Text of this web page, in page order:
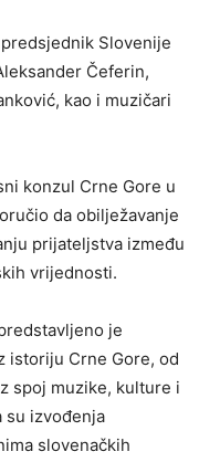
Slovenije
Čeferin,
kao i muzičari
konzul Crne Gore u
da obilježavanje
prijateljstva između
vrijednosti.
je
istoriju Crne Gore, od
spoj muzike, kulture i
su izvođenja
slovenačkih